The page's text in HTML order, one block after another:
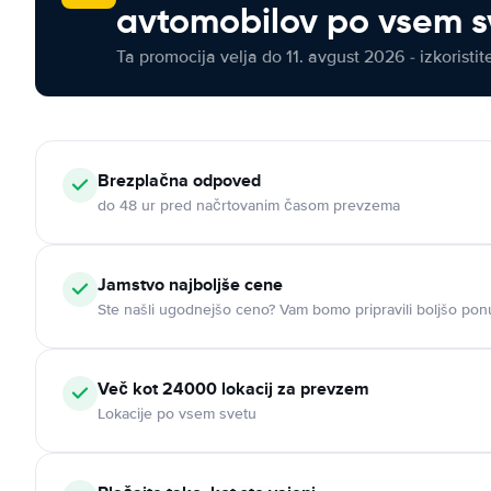
avtomobilov po vsem
Ta promocija velja do 11. avgust 2026 -
Brezplačna odpoved
do 48 ur pred načrtovanim časom prevzema
Jamstvo najboljše cene
Ste našli ugodnejšo ceno? Vam bomo pripravili boljšo
Več kot 24000 lokacij za prevzem
Lokacije po vsem svetu